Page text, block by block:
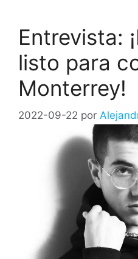
Entrevista:
listo para
Monterrey!
2022-09-22 por